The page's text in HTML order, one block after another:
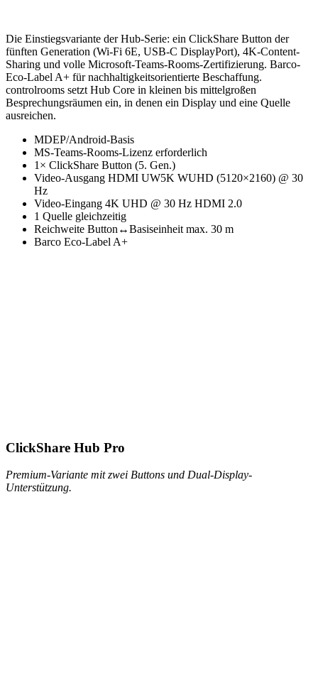
Die Einstiegsvariante der Hub-Serie: ein ClickShare Button der
fünften Generation (Wi-Fi 6E, USB-C DisplayPort), 4K-Content-
Sharing und volle Microsoft-Teams-Rooms-Zertifizierung. Barco-
Eco-Label A+ für nachhaltigkeitsorientierte Beschaffung.
controlrooms setzt Hub Core in kleinen bis mittelgroßen
Besprechungsräumen ein, in denen ein Display und eine Quelle
ausreichen.
MDEP/Android-Basis
MS-Teams-Rooms-Lizenz erforderlich
1× ClickShare Button (5. Gen.)
Video-Ausgang HDMI UW5K WUHD (5120×2160) @ 30
Hz
Video-Eingang 4K UHD @ 30 Hz HDMI 2.0
1 Quelle gleichzeitig
Reichweite Button↔Basiseinheit max. 30 m
Barco Eco-Label A+
ClickShare Hub Pro
Premium-Variante mit zwei Buttons und Dual-Display-
Unterstützung.